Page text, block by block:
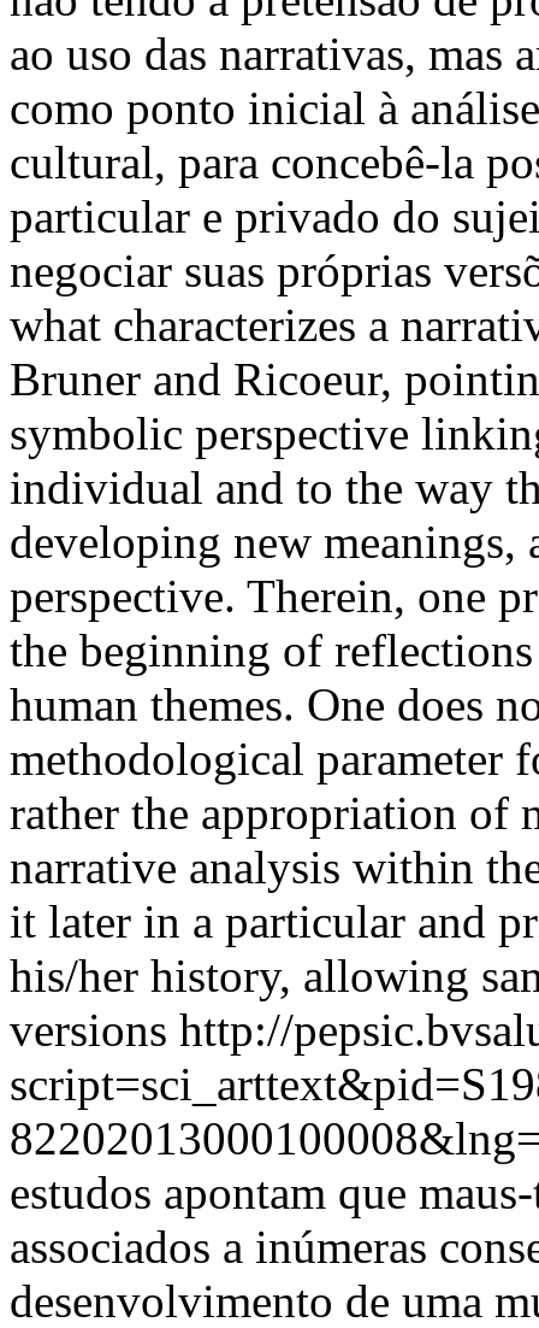
ao uso das narrativas, mas
como ponto inicial à
cultural, para concebê-la
particular e privado do
negociar suas próprias
what characterizes a
Bruner and Ricoeur,
symbolic perspective
individual and to the way
developing new
perspective. Therein, one
the beginning of
human themes. One does
methodological parameter
rather the appropriation of
narrative analysis within
it later in a particular and
his/her history, allowing
versions http://
estudos apontam que
associados a inúmeras
desenvolvimento de uma